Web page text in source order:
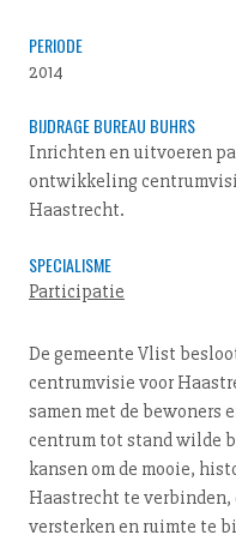
PERIODE
2014
BIJDRAGE BUREAU BUHRS
Inrichten en uitvoeren
ontwikkeling
Haastrecht.
SPECIALISME
Participatie
De gemeente Vlist
cen­trum­vi­sie voor
samen met de bewoners
centrum tot stand wilde
kansen om de mooie,
Haastrecht te
versterken en ruimte te